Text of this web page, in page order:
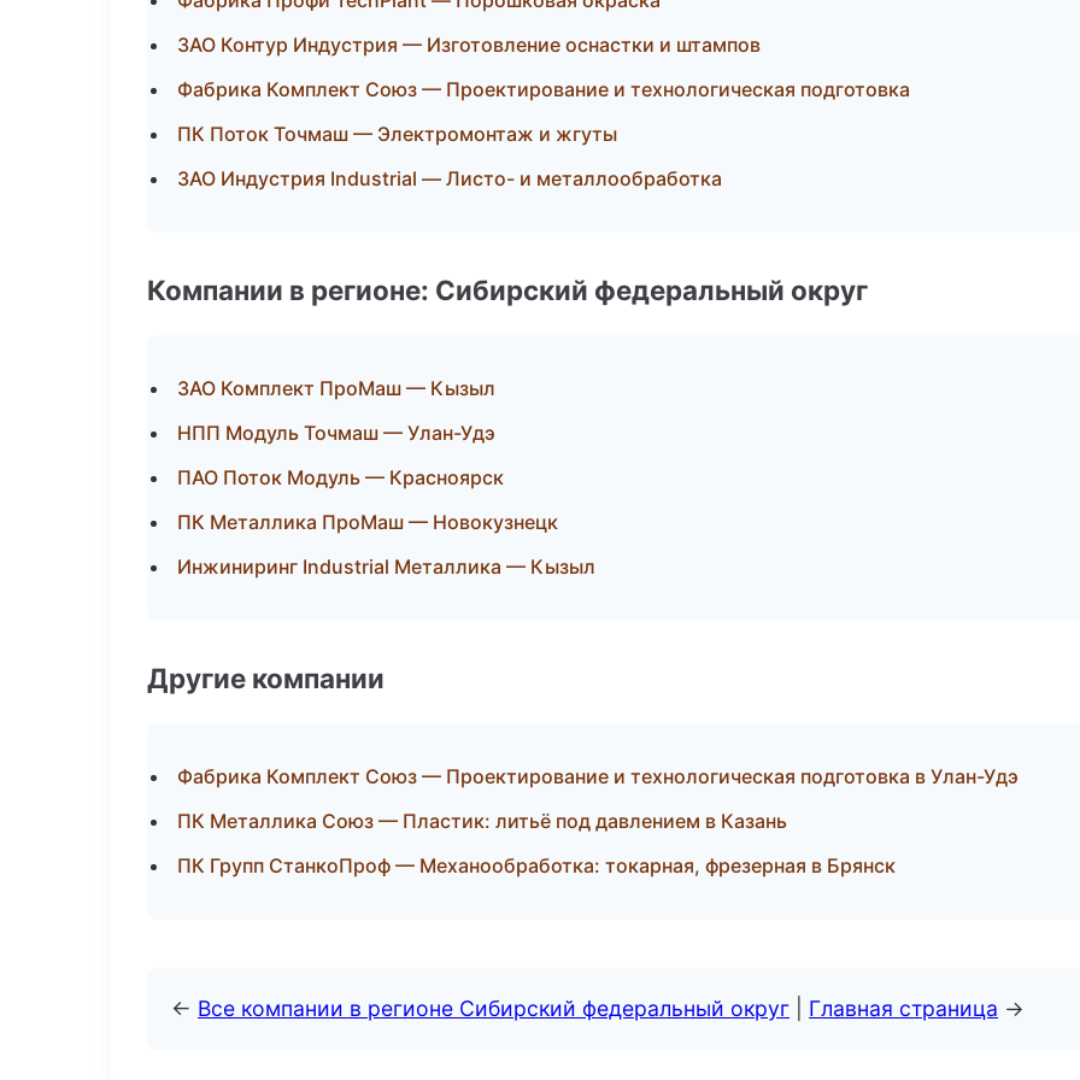
ЗАО Контур Индустрия — Изготовление оснастки и штампов
Фабрика Комплект Союз — Проектирование и технологическая подготовка
ПК Поток Точмаш — Электромонтаж и жгуты
ЗАО Индустрия Industrial — Листо- и металлообработка
Компании в регионе: Сибирский федеральный округ
ЗАО Комплект ПроМаш — Кызыл
НПП Модуль Точмаш — Улан-Удэ
ПАО Поток Модуль — Красноярск
ПК Металлика ПроМаш — Новокузнецк
Инжиниринг Industrial Металлика — Кызыл
Другие компании
Фабрика Комплект Союз — Проектирование и технологическая подготовка в Улан-Удэ
ПК Металлика Союз — Пластик: литьё под давлением в Казань
ПК Групп СтанкоПроф — Механообработка: токарная, фрезерная в Брянск
← Все компании в регионе Сибирский федеральный округ Главная страница →